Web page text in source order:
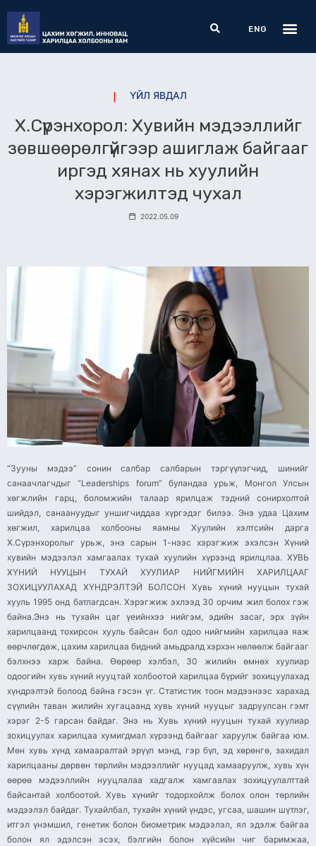
content
Search
ENG
ҮЙЛ ЯВДАЛ
Х.Сүрэнхорол: Хувийн мэдээллийг
зөвшөөрөлгүйгээр ашиглаж байгааг
иргэд хянах нь хуулийн
хэрэгжилтэд чухал
2022.05.09
“Зууны мэдээ” сонин салбар салбарын тэргүүлэгчид, шинийг санаачлагчдыг “Leaderships forum” буландаа урьж, Монгол Улсын хөгжлийн гарц, боломжийн талаар ярилцаж тэдний сонирхолтой шийдэл, санаануудыг уншигчиддаа хүргэдэг билээ. Энэ удаа Цахим хөгжил, харилцаа холбооны яамны Хуулийн хэлтсийн дарга Х.Сүрэнхоролыг урьж, энэ сарын 1-нээс хэрэгжиж эхэлсэн Хүний хувийн мэдээлэл хамгаалах тухай хуулийн хүрээнд ярилцлаа. ХУВЬ ХҮНИЙ НУУЦЫН ТУХАЙ ХУУЛИАР НИЙГМИЙН ХАРИЛЦААГ ЗОХИЦУУЛАХАД ХҮНДРЭЛТЭЙ БОЛСОН Хувь хүний нууцын тухай хууль 1995 онд батлагдсан. Хэрэгжиж эхлээд 30 орчим жил болох гэж байна.Энэ нь тухайн цаг үеийнхээ нийгэм, эдийн засаг, эрх зүйн харилцаанд тохирсон хууль байсан бол одоо нийгмийн харилцаа яаж өөрчлөгдөж, цахим харилцаа бидний амьдралд хэрхэн нөлөөлж байгааг бэлхнээ харж байна. Өөрөөр хэлбэл, 30 жилийн өмнөх хуулиар одоогийн хувь хүний нууцтай холбоотой харилцаа бүрийг зохицуулахад хүндрэлтэй болоод байна гэсэн үг. Статистик тоон мэдээнээс харахад сүүлийн таван жилийн хугацаанд хувь хүний нууцыг задруулсан гэмт хэрэг 2-5 гарсан байдаг. Энэ нь Хувь хүний нууцын тухай хуулиар зохицуулах харилцаа хумигдмал хүрээнд байгааг харуулж байгаа юм. Мөн хувь хүнд хамааралтай эрүүл мэнд, гэр бүл, эд хөрөнгө, захидал харилцааны дөрвөн төрлийн мэдээллийг нууцад хамааруулж, хувь хүн өөрөө мэдээллийн нууцлалаа хадгалж хамгаалах зохицуулалттай байсантай холбоотой. Хувь хүнийг тодорхойлж болох олон төрлийн мэдээлэл байдаг. Тухайлбал, тухайн хүний үндэс, угсаа, шашин шүтлэг, итгэл үнэмшил, генетик болон биометрик мэдээлэл, ял эдэлж байгаа болон ял эдэлсэн эсэх, бэлгийн болон хүйсийн чиг баримжаа, илэрхийлэл, бэлгийн харьцааны талаарх мэдээллийг дурдаж болно. Хувь хүний мэдээллийг тодорхой хяналтгүй буюу зөвшөөрөлгүйгээр цуглуулж, боловсруулж, тухайлан нийгмийн сүлжээнд дурын зорилгоор ашиглаж, дамжуулах тохиолдол их байна. Олон улсын жишгээр хувь хүний мэдээллийг цуглуулж байгаа бол хуульд зааснаас бусад тохиолдолд зайлшгүй мэдээллийн эзний зөвшөөрлийг авах шаардлагатай байдаг. Эдгээр нөхцөл шаардлагын улмаас Хувь хүний нууцын тухай хуулийг шинэчлэн найруулах хэрэгцээ, шаардлага байсан учраас Хүний хувийн мэдээлэл хамгаалах тухай хуулийг боловсруулж, Улсын Их Хурлаар батлуулсан. ТУХАЙН ХҮНИЙГ ТОДОРХОЙЛЖ БОЛОХ БҮХ МЭДЭЭЛЛИЙГ ХАМГААЛАХ НЬ ХУУЛИЙН ЗОРИЛГО Блиц: Боловсрол ♦ 2006 онд МУИС-ийн Хууль зүйн сургууль ♦ 2016 онд Австралийн Мельбурнийн их сургуулийн Хууль зүйн сургуульд хууль зүйн ухааны магистрын зэрэг хамгаалсан. Ажилласан байдал ♦ 2007-2022 он хүртэл Хууль зүй, дотоод хэргийн яаманд мэргэжилтэн, ахлах мэргэжилтэн, шинжээчээр ажилласан. ♦ 2022 оны гуравдугаар сараас Цахим хөгжил, харилцаа холбооны яаманд Хуулийн хэлтсийн даргаар ажиллаж байна. Хуулийн төслийг боловсруулах явцад бусад улс оронд хувь хүний нууцыг хэрхэн зохицуулж, хамгаалж байгаа талаар нэлээд судалгаа хийж, иргэн, хуулийн этгээд, судлаач нараас ч хуулийн төсөлд олон санал ирснийг Ажлын хэсгийн хүрээнд хэлэлцэж тусгасан байдаг. Хүний хувийн мэдээлэл хамгаалах тухай хуулийн суурь зохицуулалт нь Европын холбооны Хүний хувийн өгөгдөл хамгаалах тухай актад үндэслэсэн. Мөн Эстони, Словени, Япон, Солонгос, Хятад, Тайвань, Израйл улсын эрх зүйн зохицуулалтыг судалж, манай улсад хэрэгжих боломжтой зарим онцлог зохицуулалтыг хуулийн төслийг боловсруулахдаа харгалзаж үзсэн. Хүний хувийн мэдээлэл хамгаалах тухай хуулиар багц хэдэн харилцааг зохицуулна. Хувь хүнийг тодорхойлж болох мэдээллүүдийг өргөжүүлсэн. Хувь хүний нууцын тухай хуулиар хувь хүний дөрвөн төрлийн нууцыг хамгаалж байсан бол тухайн хүний овог, нэр, төрсөн он, сар, өдрөөс авахуулаад хүний эмзэг мэдээллүүд болох ял эдэлж байгаа болон ял эдэлсэн эсэх, бэлгийн болон хүйсийн чиг баримжаа, илэрхийлэл, бэлгийн харьцааны талаарх мэдээлэл, генетик, биометрик мэдээллийг хамгаалж байхаар тогтоосон. Тодруулбал, тухайн хүнийг тодорхойлж болох бүх мэдээллийг хамгаалах нь энэ хуулийн зорилго юм. Хувь хүний мэдээллийг цуглуулж, боловсруулж, ашиглахдаа хуульд зааснаас бусад тохиолдолд зайлшгүй мэдээллийн эзнээс зөвшөөрөл авах ёстой. Энэ хууль мэдээллийн эзний эрхийг баталгаажуулж, мэдээлэл хариуцагчийг үүрэгжүүлсэн шинжтэй хууль юм. Тухайлбал, мэдээллийн эзэн зөвшөөрлөө өгөх, татгалзах, мэдээллийг ямар зорилгоор цуглуулж байгааг мэдэх, шаардах, тайлбар авах эрхтэй. Харин мэдээлэл хариуцагч нь зөвшөөрлийг авах, мэдээллийг цуглуулах, боловсруулах, ашиглах болсон үндэслэлийг тайлбарлах, мэдэгдэл хүргүүлэх, мэдээллийн аюулгүй байдлыг хангах үүрэгтэй байхаар тогтоосон. Мөн хуульд тусгасан нэг онцлог зохицуулалт бол дууны, дүрсний, дуу-дүрсний бичлэгийн төхөөрөмжийг ямар тохиолдолд байршуулах талаар зохицуулсан. Төхөөрөмжийг нийтийн зориулалттай орон сууцны орох, гарах нийтийн хэсэг болон дундын эзэмшлийн талбайд оршин суугчдын аюулгүй байдлыг хамгаалах, дундын эзэмшлийн эд хөрөнгийн бүрэн бүтэн байдлыг хангах, ажлын байранд хүний болон мэдээллийн аюулгүй байдлыг хамгаалах, байгууллагын эд хөрөнгийн бүрэн бүтэн байдлыг хангах зорилгоор байршуулж болно. Харин тухайн хүний халдашгүй, чөлөөтэй байх эрхэд илтэд халдах байршилд тухайбал, ариун цэврийн өрөө, VIP өрөө, эмнэлгийн өрөө, оршин суугчийн хаалга руу харуулж дүрс бичлэгийн камер байршуулахгүй байхаар зохицууллаа. ХУУЛИЙН ХЭРЭГЖИЛТИЙГ ХАНГАХ МЕХАНИЗМЫГ ТОДРУУЛСАН Хуульд хуулийн хэрэгжилтийг хангах байгууллагуудыг тодорхой заасан. Хуулиар Хүний эрхийн үндэсний комиссын нэг гишүүн хүний хувийн мэдээллийг хамгаалах чиг үүргийг хариуцаж ажиллана. Мөн энэ чиг үүргийг хэрэгжүүлэх тусгайлсан нэгж ажиллахаар зохицуулсан. Энэ нэгжид хууль эрх зүй, мэдээллийн технологийн чиглэлээр ажилладаг мэргэшсэн ажилтнуудыг ажиллуулах шаардлагыг тавина. Комисс хуулийн хэрэгжилтэд хяналт тавьж, мэдээлэл хариуцагчийн мэдээлэл цуглуулах, боловсруулах, ашиглах үйл ажиллагаанд холбогдох гомдлыг хүлээн авч шийдвэрлэх, зөвлөмж, шаардлага хүргүүлэх үндсэн чиг үүрэгтэй ажиллана. Мөн төрийн бусад байгууллага хуулийн хэрэгжилтийг хангахад чухал үүрэгтэй. Цахим хөгжил, харилцаа холбооны яам хууль тогтоомжийн хэрэгжилтийг олон нийтэд сурталчлан таниулах, нийтээр дагаж мөрдөх журмуудыг боловсруулж, батлах, мэдээллийн аюулгүй байдал алдагдсан тохиолдолд хариу арга хэмжээ авах үүргийг гүйцэтгэнэ. Манай яам энэ хуулийн хүрээнд батлах журмууд дээр Хүний эрхийн үндэсний комисстой хамтран ажиллаж байна. Хуулийн хүрээнд нийт гурван журам батална. Төрийн байгууллагууд хэрэгжилтийг хангахад хүлээх үүргийг хуулиар тогтоосон ч байгууллага бүр төр, хувийн хэвшлийн байхаасаа үл хамааран мэдээлэл хариуцагчийнхаа хувьд хүний хувийн мэдээллийг хамгаалахад үүргээ ухамсарлаж, хариуцлагатай хандах ёстой. Нөгөө талаас иргэн бүр өөрийнхөө мэдээллийг бусад этгээдэд өгөх бүртээ хуульд зааснаас бусад тохиолдолд зөвшөөрөлтэйгөөр авч ашиглаж байгаа эсэхийг хянах эрхийг хуулиар олгосон тул шат шатандаа хяналт тавьж хуулийн хэрэгжилтийг хангах нь чухал юм. СЭТГҮҮЛ ЗҮЙН ЗОРИЛГООР ЗАРИМ МЭДЭЭЛЛИЙГ АШИГЛАХАД ЗӨВШӨӨРӨЛ ШААРДАХГҮЙ Хүний хувийн мэдээлэл хамгаалах тухай хуулиар сэтгүүл зүйн зорилгоор хүний хувийн мэдээллийг цуглуулж, боловсруулж, ашиглах тохиолдолд үйлчлэх зохицуулалтыг тусгасан. Сэтгүүл зүйн эсвэл нийтийн ашиг сонирхлыг хамгаалах зорилгоор эрүүл мэнд, захидал харилцаа, генетик болон биометрик мэдээлэл, бэлгийн болон хүйсийн чиг баримжаа, илэрхийлэл, бэлгийн харьцааны талаарх мэдээллээс бусад мэдээллийг цуглуулж, боловсруулж, ашиглахад мэдээллийн эзний зөвшөөрөл шаардахгүй. Сэтгүүл зүй гэдэг бол хариуцлагатай редакцтай байгууллагад тооцогдож, нийтийн ашиг сонирхлыг хамгаалах зорилгоор мэдээ, мэдээллийг түгээдэг. Харин сэтгүүл зүйн зорилгоор бус хүний хувийн мэдээллийг түгээх тохиолдолд зайлшгүй мэдээллийн эзний зөвшөөрлийг шаардана. Хууль зөрчиж мэдээллийн эзний мэдээллийг цуглуулж, боловсруулж, ашигласан бол Эрүүгийн хууль, Зөрчлийн тухай хуульд заасны дагуу хариуцлага хүлээнэ. Хүний хувийн мэдээлэл хамгаалах тухай хуулийг дагаж эдгээр хуульд холбогдох нэмэлт, өөрчлөлтийг оруулсан. МЭДЭЭЛЛИЙГ АШИГЛАЖ БАЙГАА ТОХИОЛДОЛД МЭДЭГДЭЛ ХҮРГҮҮЛНЭ Хуулиар төрийн болон хувийн хэвшлийн байгууллага, хүн нь хүний эмзэг мэдээллийг ашигласан, дамжуулсан тохиолдолд мэдээллийн эзэнд мэдээлэл хариуцагчийн хувьд мэдэгдэл хүргэдэг байхаар зохицуулсан. Мэдээж мэдэгдэл хүргэх хэлбэр нь ямар ч байж болно. Тухайлбал, гар утасны мессежээр, хувийн и-мэйлээр, тодорхой систем бий болгох замаар мэдэгдэл хүргэж болно. Цахим хөгжил, харилцаа холбооны яамнаас И-Монгол академитай хамтран мэдэгдэл хүргэх системийг хөгжүүлэн “ХУР” системд холбогдсон төрийн байгууллагаас мэдээлэл дамжуулсан тохиолдолд мэдээлэл хариуцагчийн хувьд мэдээллийн эзний мэдээллийг ямар байгууллагад дамжуулсан талаарх мэдэгдлийг хүргэж байна. Мөн төрийн байгууллагууд нь “ХУР” системд холбогдсон эсэхээс үл хамааран өөрсдөө мэдэгдлээ хүргэх боломж нь нээлттэй. Харин хувийн хэвшлийн байгууллагууд ямар хэлбэрээр мэдэгдэл хүргүүлэхээ өөрсдөө шийдэж, мэдэгдэл хүргэх үүрэгтэй. Ер нь хувийн мэдээллийг зөвшөөрөлгүйгээр ашиглаж байгаа эсэхийг иргэд хянах нь хуулийн хэрэгжилтэд хамгийн чухал. УЯЛДААТАЙ ТАВАН БАГЦ ХУУЛЬ ХЭРЭГЖИЖ ЭХЭЛЛЭЭ Улсын Их Хурлаас Хүний хувийн мэдээлэл хамгаалах тухай хуулийн хамт Нийтийн мэдээллийн ил тод байдлын тухай, Цахим гарын үсгийн тухай, Кибер аюулгүй байдлын тухай, Виртуал хөрөнгийн үйлчилгээ үзүүлэгчийн тухай хуулийг баталсан. Виртуал хөрөнгийн үйлчилгээ үзүүлэгчийн тухай хуулиас бусад дөрвөн хууль энэ сарын 1-нээс хэрэгжиж эхэллээ. Нийтийн мэдээллийн ил тод байдлын тухай хууль бол төрийн байгууллага өөртөө цугларсан мэдээллийг хэрхэн иргэн, хуулийн этгээдэд ашиглуулах вэ, нээлттэй өгөгдлийг хэрхэн боловсруулж, олон нийтэд ил болгох вэ, мэдээллээ солилцохдоо ямар систем ашиглах вэ гэдэг харилцааг ерөнхийдөө зохицуулсан. Мөн төрд цугларсан хувийн мэдээллийг төрийн байгууллага солилцохдоо мэдэгдэл хүргүүлэхийг энэ хуулиар зохицуулсан. Цахим гарын үсэг ашиглан аливаа үйлчилгээг авах, цаг хугацаа, орон зайнаас үл хамааран гэрээ, хэлцэл байгуулах. Цахим гарын үсгээр үйлдсэн баримт бичгийг нотлох баримтын хэмжээнд үнэлэх боломжийг бүрдүүлсэн хууль бол Цахим гарын үсгийн тухай хууль юм. Энэ хуульд тусгасан нэг онцлог зохицуулалт бол Монгол Улсын 16-гаас дээш